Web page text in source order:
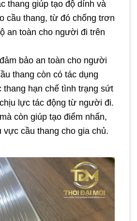
thang giúp tạo độ dính và
cầu thang, từ đó chống trơn
an toàn cho người đi trên
bảo an toàn cho người
thang còn có tác dụng
thang hạn chế tình trạng sứt
lực tác động từ người đi.
còn giúp tạo điểm nhấn,
vực cầu thang cho gia chủ.